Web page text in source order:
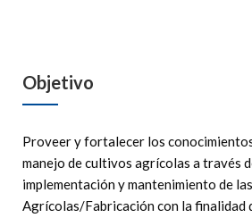
Objetivo
Proveer y fortalecer los
manejo de cultivos agrícolas a través
implementación y mantenimiento de
Agrícolas/Fabricación con la finalidad